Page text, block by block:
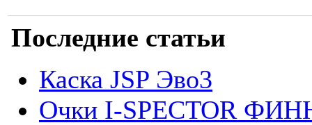
Последние статьи
Каска JSP Эво3
Очки I-SPECTOR